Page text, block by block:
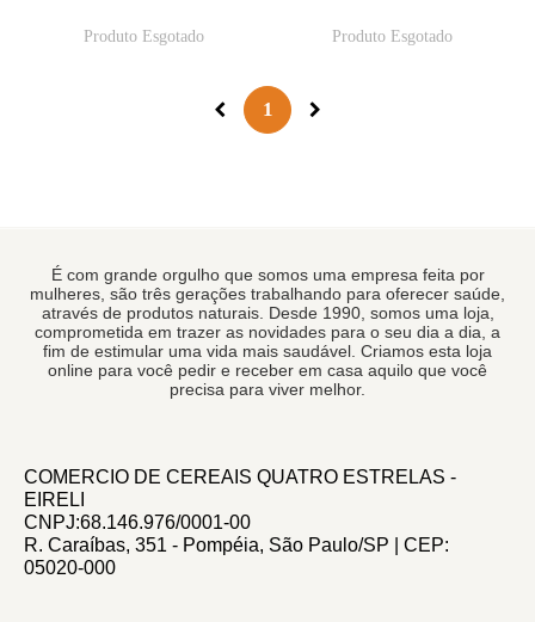
Produto Esgotado
Expinafru
Produto Esgotado
1
É com grande orgulho que somos uma empresa feita por
mulheres, são três gerações trabalhando para oferecer saúde,
através de produtos naturais. Desde 1990, somos uma loja,
comprometida em trazer as novidades para o seu dia a dia, a
fim de estimular uma vida mais saudável. Criamos esta loja
online para você pedir e receber em casa aquilo que você
precisa para viver melhor.
COMERCIO DE CEREAIS QUATRO ESTRELAS -
EIRELI
CNPJ:68.146.976/0001-00
R. Caraíbas, 351 - Pompéia, São Paulo/SP | CEP:
05020-000